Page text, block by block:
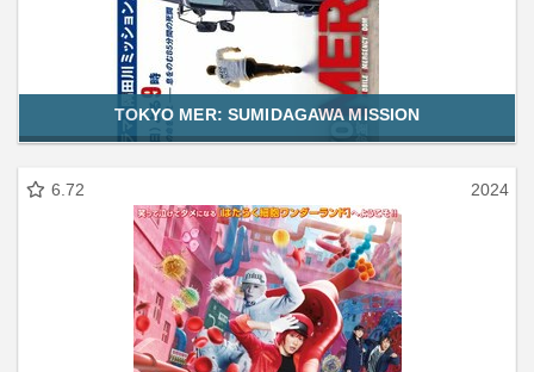
TOKYO MER: SUMIDAGAWA MISSION
6.72 2024